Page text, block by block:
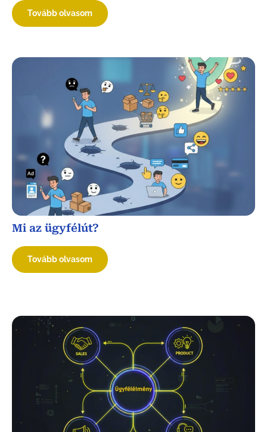
Tovább olvasom
Mi az ügyfélút?
Tovább olvasom